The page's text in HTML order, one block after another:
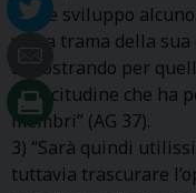
avere sviluppo
vasta trama della
dimostrando per
sollecitudine che ha
membri” (AG 37).
3) “Sarà quindi
tuttavia trascurare